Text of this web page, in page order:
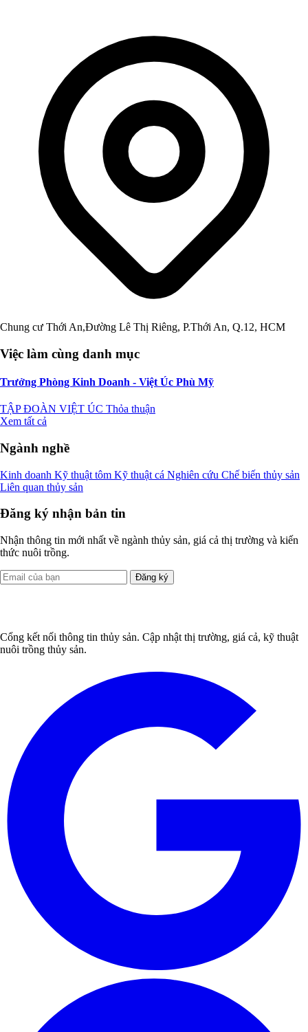
Chung cư Thới An,Đường Lê Thị Riêng, P.Thới An, Q.12, HCM
Việc làm cùng danh mục
Trưởng Phòng Kinh Doanh - Việt Úc Phù Mỹ
TẬP ĐOÀN VIỆT ÚC Thỏa thuận
Xem tất cả
Ngành nghề
Kinh doanh Kỹ thuật tôm Kỹ thuật cá Nghiên cứu Chế biến thủy sản
Liên quan thủy sản
Đăng ký nhận bản tin
Nhận thông tin mới nhất về ngành thủy sản, giá cả thị trường và kiến
thức nuôi trồng.
Đăng ký
Cổng kết nối thông tin thủy sản. Cập nhật thị trường, giá cả, kỹ thuật
nuôi trồng thủy sản.